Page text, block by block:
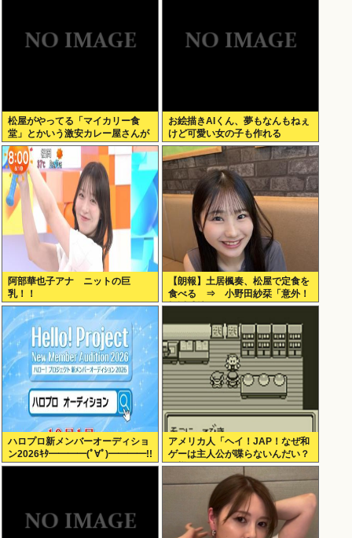
松屋がやってる「マイカリー食
堂」とかいう激安カレー屋さんが
こちらwww
お絵描きAIくん、夢もなんもねぇ
けど可愛い女の子も作れる
阿部華也子アナ ニットの巨
乳！！
【朗報】土居楓奏、松屋で定食を
食べる ⇒ 小野田紗栞「意外！
親近感持った」
ハロプロ新メンバーオーディショ
ン2026ｷﾀ━━━━(ﾟ∀ﾟ)━━━━!!
アメリカ人「ヘイ！JAP！なぜ和
ゲーは主人公が喋らないんだい？
異様だよ？」